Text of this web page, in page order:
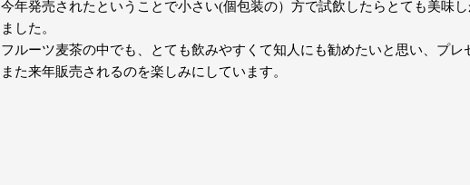
今年発売されたということで小さい(個包装の）方で試飲したらとても美味
ました。
フルーツ麦茶の中でも、とても飲みやすくて知人にも勧めたいと思い、プレ
また来年販売されるのを楽しみにしています。